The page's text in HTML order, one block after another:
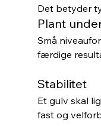
Det betyder
Plant
Små
færdige
Stabilitet
Et gulv skal
fast og